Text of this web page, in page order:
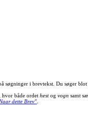
søgninger i brevtekst. Du søger blot
hvor både ordet hestog vogn samt
dette Brev".